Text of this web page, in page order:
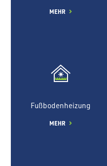
MEHR
Fußbodenheizung
MEHR